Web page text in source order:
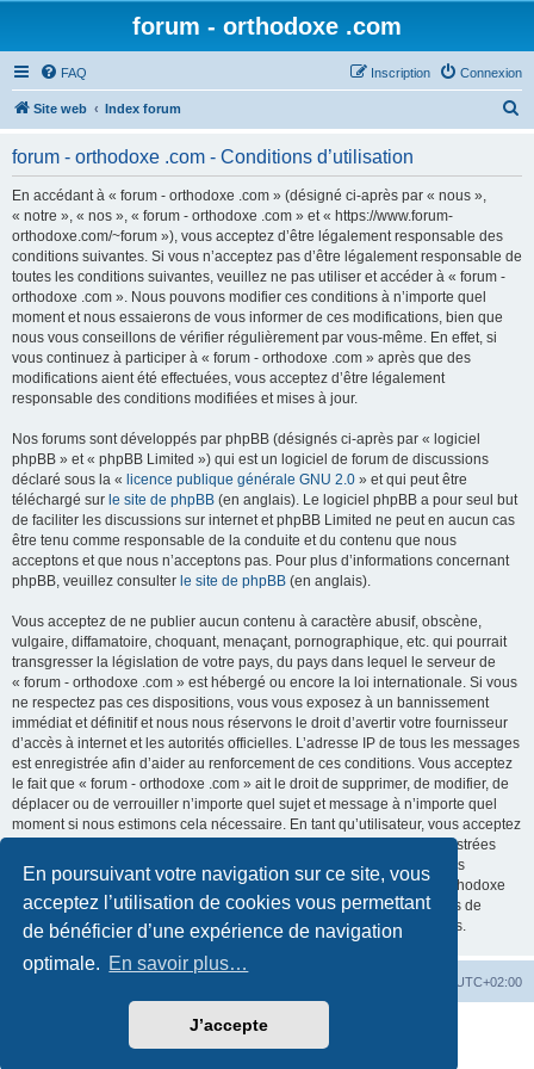
En poursuivant votre navigation sur ce site, vous
acceptez l’utilisation de cookies vous permettant
de bénéficier d’une expérience de navigation
optimale. En savoir plus…
J’accepte
forum - orthodoxe .com
FAQ Connexion
Inscription
Site web Index forum
forum - orthodoxe .com - Conditions d’utilisation
En accédant à « forum - orthodoxe .com » (désigné ci-après par « nous »,
« notre », « nos », « forum - orthodoxe .com » et « https://www.forum-
orthodoxe.com/~forum »), vous acceptez d’être légalement responsable des
conditions suivantes. Si vous n’acceptez pas d’être légalement responsable de
toutes les conditions suivantes, veuillez ne pas utiliser et accéder à « forum -
orthodoxe .com ». Nous pouvons modifier ces conditions à n’importe quel
moment et nous essaierons de vous informer de ces modifications, bien que
nous vous conseillons de vérifier régulièrement par vous-même. En effet, si
vous continuez à participer à « forum - orthodoxe .com » après que des
modifications aient été effectuées, vous acceptez d’être légalement
responsable des conditions modifiées et mises à jour.
Nos forums sont développés par phpBB (désignés ci-après par « logiciel
phpBB » et « phpBB Limited ») qui est un logiciel de forum de discussions
déclaré sous la « licence publique générale GNU 2.0 » et qui peut être
téléchargé sur le site de phpBB (en anglais). Le logiciel phpBB a pour seul but
de faciliter les discussions sur internet et phpBB Limited ne peut en aucun cas
être tenu comme responsable de la conduite et du contenu que nous
acceptons et que nous n’acceptons pas. Pour plus d’informations concernant
phpBB, veuillez consulter le site de phpBB (en anglais).
Vous acceptez de ne publier aucun contenu à caractère abusif, obscène,
vulgaire, diffamatoire, choquant, menaçant, pornographique, etc. qui pourrait
transgresser la législation de votre pays, du pays dans lequel le serveur de
« forum - orthodoxe .com » est hébergé ou encore la loi internationale. Si vous
ne respectez pas ces dispositions, vous vous exposez à un bannissement
immédiat et définitif et nous nous réservons le droit d’avertir votre fournisseur
d’accès à internet et les autorités officielles. L’adresse IP de tous les messages
est enregistrée afin d’aider au renforcement de ces conditions. Vous acceptez
le fait que « forum - orthodoxe .com » ait le droit de supprimer, de modifier, de
déplacer ou de verrouiller n’importe quel sujet et message à n’importe quel
moment si nous estimons cela nécessaire. En tant qu’utilisateur, vous acceptez
que toutes les informations que vous avez renseignées soient enregistrées
dans notre base de données. Bien que ces informations ne seront pas
diffusées à une tierce partie sans votre consentement, ni « forum - orthodoxe
.com », ni phpBB, ne pourront être tenus comme responsables en cas de
tentative de piratage informatique visant à compromettre vos données.
UTC+02:00
phpBB® Forum Software © phpBB Limited
©